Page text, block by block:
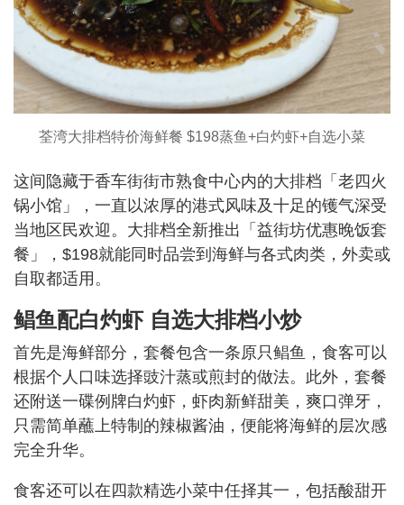
荃湾大排档特价海鲜餐 $198蒸鱼+白灼虾+自选小菜
这间隐藏于香车街街市熟食中心内的大排档「老四火
锅小馆」，一直以浓厚的港式风味及十足的镬气深受
当地区民欢迎。大排档全新推出「益街坊优惠晚饭套
餐」，$198就能同时品尝到海鲜与各式肉类，外卖或
自取都适用。
鲳鱼配白灼虾 自选大排档小炒
首先是海鲜部分，套餐包含一条原只鲳鱼，食客可以
根据个人口味选择豉汁蒸或煎封的做法。此外，套餐
还附送一碟例牌白灼虾，虾肉新鲜甜美，爽口弹牙，
只需简单蘸上特制的辣椒酱油，便能将海鲜的层次感
完全升华。
食客还可以在四款精选小菜中任择其一，包括酸甜开